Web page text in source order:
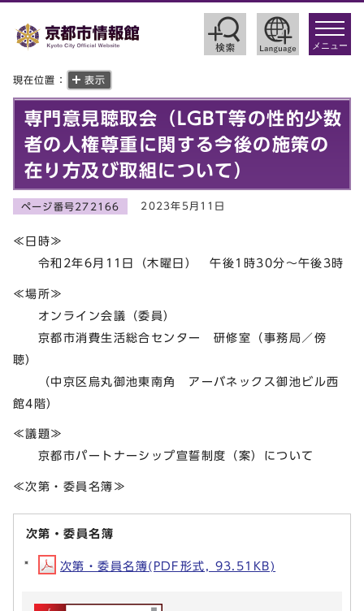
toggle
メニュー
現在位置： 表示
専門意見聴取会（LGBT等の性的少数
者の人権尊重に関する今後の施策の
在り方及び取組について）
ページ番号272166 2023年5月11日
≪日時≫
令和2年6月11日（木曜日） 午後1時30分～午後3時
≪場所≫
オンライン会議（委員）
京都市消費生活総合センター 研修室（事務局／傍
聴）
（中京区烏丸御池東南角 アーバネックス御池ビル西
館4階）
≪議題≫
京都市パートナーシップ宣誓制度（案）について
≪次第・委員名簿≫
次第・委員名簿
次第・委員名簿(PDF形式, 93.51KB)